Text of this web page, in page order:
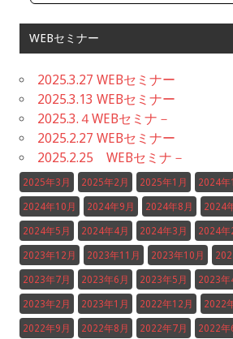
WEBセミナー
2025.3.27 WEBセミナー
2025.3.13 WEBセミナー
2025.3.４WEBセミナ－
2025.2.27 WEBセミナー
2025.2.25 WEBセミナ－
2025年3月 2025年2月 2025年1月 2024年
2024年10月 2024年9月 2024年8月 2024
2024年5月 2024年4月 2024年3月 2024年
2023年12月 2023年11月 2023年10月
2023年7月 2023年6月 2023年5月 2023年
2023年2月 2023年1月 2022年12月 2022
2022年9月 2022年8月 2022年7月 2022年